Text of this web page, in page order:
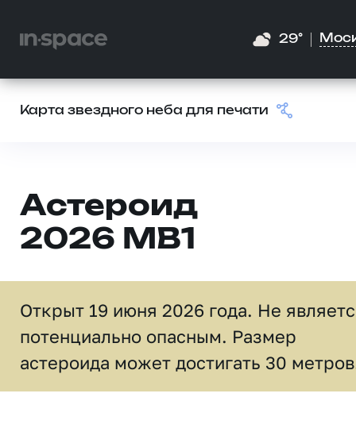
29°
Карта звездного неба для печати
Астероид
2026 MB1
Открыт 19 июня 2026 года. Не
потенциально опасным. Размер
астероида может достигать 30